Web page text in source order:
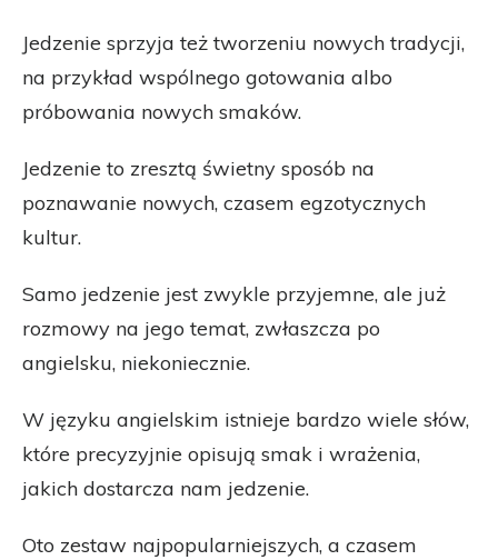
Jedzenie sprzyja też tworzeniu nowych tradycji,
na przykład wspólnego gotowania albo
próbowania nowych smaków.
Jedzenie to zresztą świetny sposób na
poznawanie nowych, czasem egzotycznych
kultur.
Samo jedzenie jest zwykle przyjemne, ale już
rozmowy na jego temat, zwłaszcza po
angielsku, niekoniecznie.
W języku angielskim istnieje bardzo wiele słów,
które precyzyjnie opisują smak i wrażenia,
jakich dostarcza nam jedzenie.
Oto zestaw najpopularniejszych, a czasem